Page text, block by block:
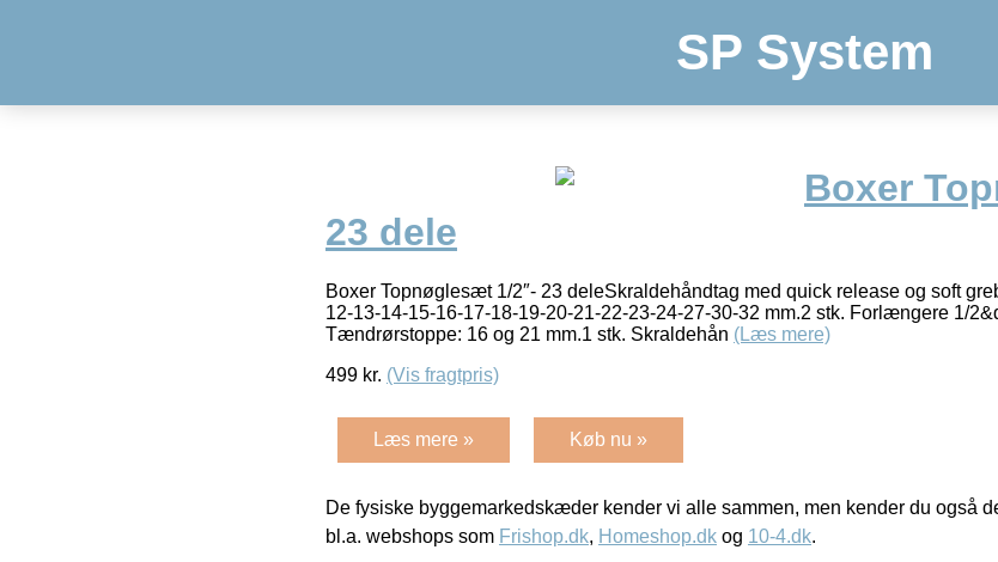
SP System
Boxer
23 dele
Boxer Topnøglesæt 1/2″- 23 deleSkraldehåndtag med quick release og soft
12-13-14-15-16-17-18-19-20-21-22-23-24-27-30-32 mm.2 stk. Forlængere 1/
Tændrørstoppe: 16 og 21 mm.1 stk. Skraldehån (Læs mere)
499 kr. (Vis fragtpris)
Læs mere » Køb nu »
De fysiske byggemarkedskæder kender vi alle sammen, men kender du også
bl.a. webshops som Frishop.dk, Homeshop.dk og 10-4.dk.